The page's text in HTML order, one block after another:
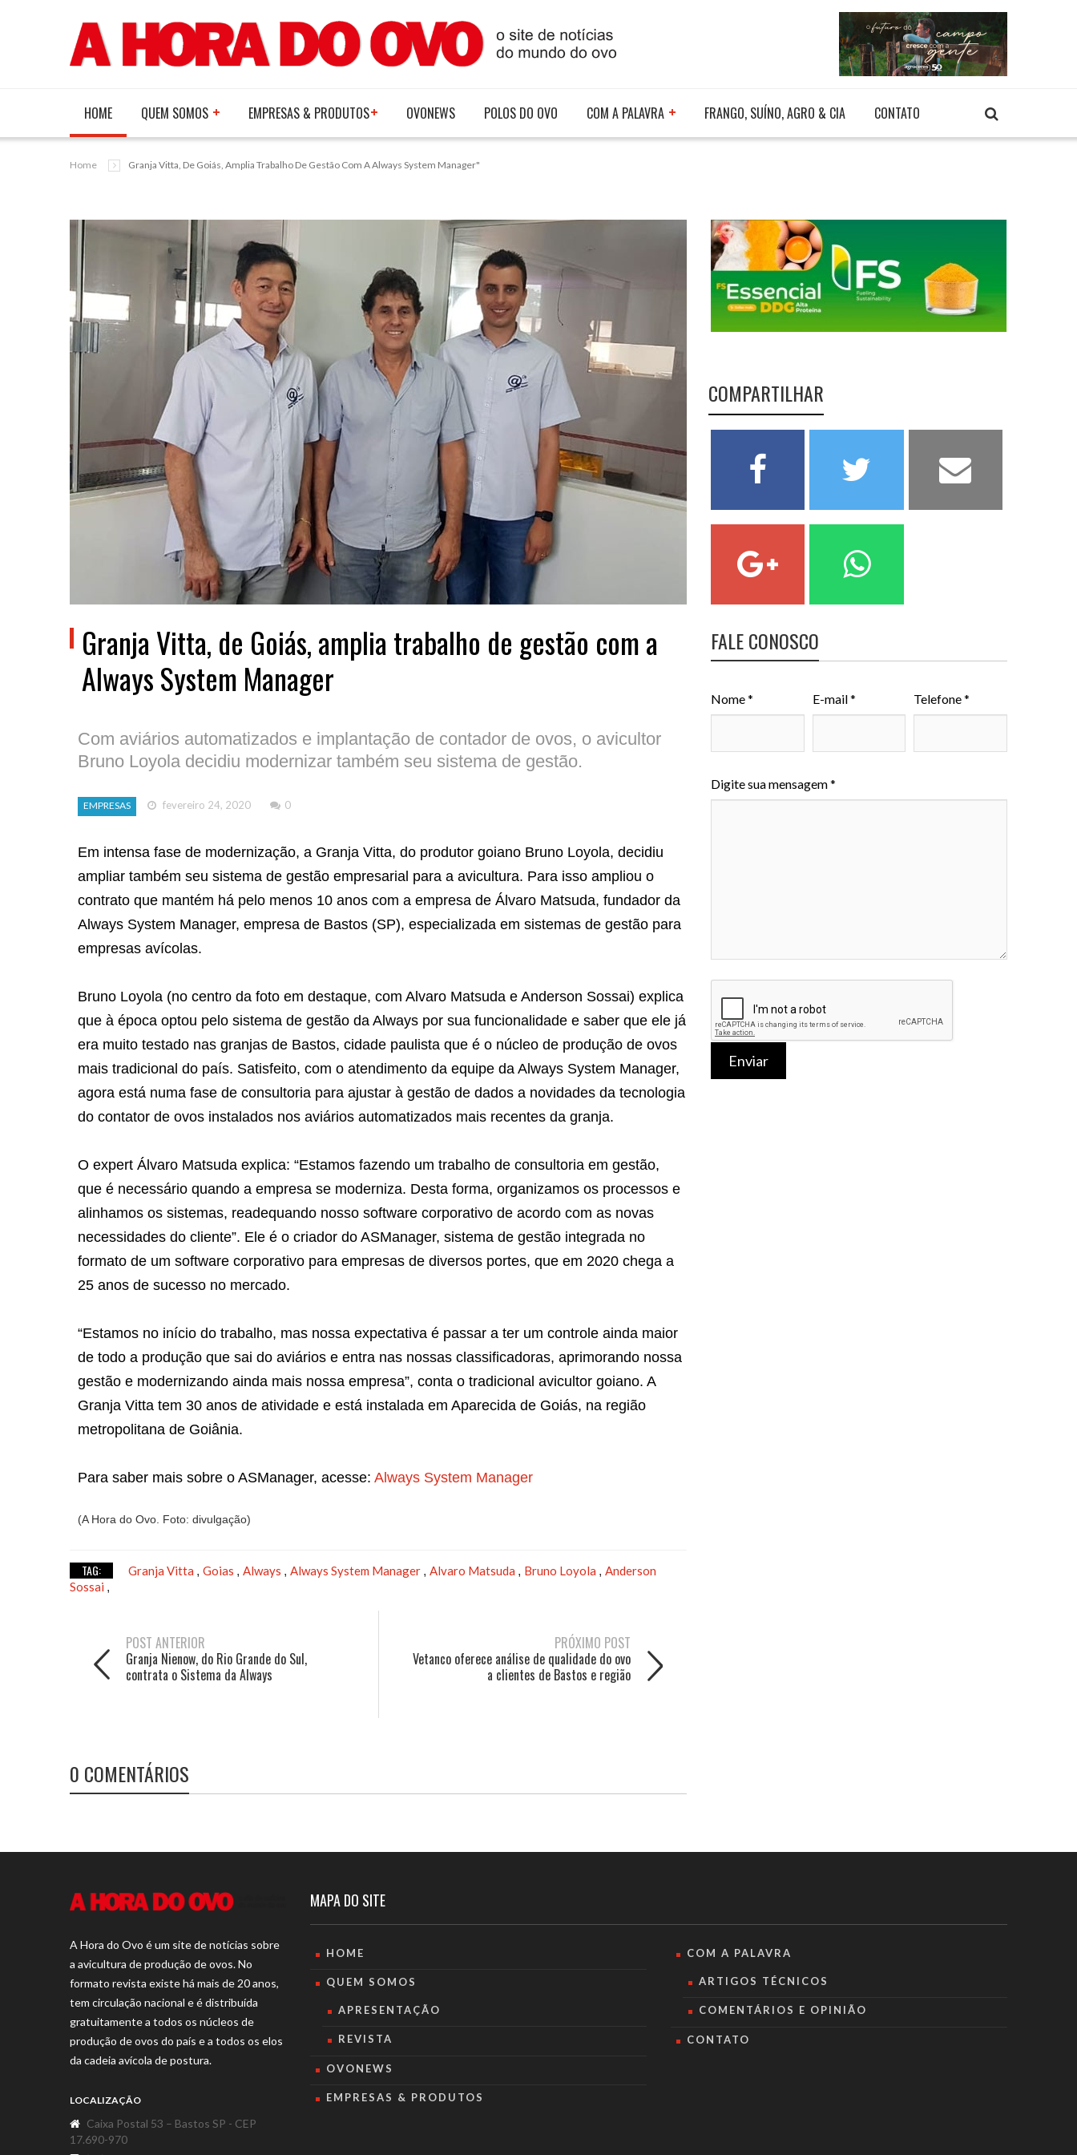
HOME QUEM SOMOS EMPRESAS & PRODUTOS OVONEWS POLOS DO OVO COM A PALAVRA FRANGO, SUÍNO, AGRO & CIA CONTATO
Home Granja Vitta, De Goiás, Amplia Trabalho De Gestão Com A Always System Manager"
Granja Vitta, de Goiás, amplia trabalho de gestão com a
Always System Manager
Com aviários automatizados e implantação de contador de ovos, o avicultor
Bruno Loyola decidiu modernizar também seu sistema de gestão.
EMPRESAS fevereiro 24, 2020 0
Em intensa fase de modernização, a Granja Vitta, do produtor goiano Bruno Loyola, decidiu
ampliar também seu sistema de gestão empresarial para a avicultura. Para isso ampliou o
contrato que mantém há pelo menos 10 anos com a empresa de Álvaro Matsuda, fundador da
Always System Manager, empresa de Bastos (SP), especializada em sistemas de gestão para
empresas avícolas.
Bruno Loyola (no centro da foto em destaque, com Alvaro Matsuda e Anderson Sossai) explica
que à época optou pelo sistema de gestão da Always por sua funcionalidade e saber que ele já
era muito testado nas granjas de Bastos, cidade paulista que é o núcleo de produção de ovos
mais tradicional do país. Satisfeito, com o atendimento da equipe da Always System Manager,
agora está numa fase de consultoria para ajustar à gestão de dados a novidades da tecnologia
do contator de ovos instalados nos aviários automatizados mais recentes da granja.
O expert Álvaro Matsuda explica: “Estamos fazendo um trabalho de consultoria em gestão,
que é necessário quando a empresa se moderniza. Desta forma, organizamos os processos e
alinhamos os sistemas, readequando nosso software corporativo de acordo com as novas
necessidades do cliente”. Ele é o criador do ASManager, sistema de gestão integrada no
formato de um software corporativo para empresas de diversos portes, que em 2020 chega a
25 anos de sucesso no mercado.
“Estamos no início do trabalho, mas nossa expectativa é passar a ter um controle ainda maior
de todo a produção que sai do aviários e entra nas nossas classificadoras, aprimorando nossa
gestão e modernizando ainda mais nossa empresa”, conta o tradicional avicultor goiano. A
Granja Vitta tem 30 anos de atividade e está instalada em Aparecida de Goiás, na região
metropolitana de Goiânia.
Para saber mais sobre o ASManager, acesse: Always System Manager
(A Hora do Ovo. Foto: divulgação)
TAG: Granja Vitta , Goias , Always , Always System Manager , Alvaro Matsuda , Bruno Loyola , Anderson
Sossai ,
POST ANTERIOR
Granja Nienow, do Rio Grande do Sul,
contrata o Sistema da Always
PRÓXIMO POST
Vetanco oferece análise de qualidade do ovo
a clientes de Bastos e região
0 COMENTÁRIOS
COMPARTILHAR
FALE CONOSCO
Nome * E-mail * Telefone *
Digite sua mensagem *
Enviar
A Hora do Ovo é um site de notícias sobre
a avicultura de produção de ovos. No
formato revista existe há mais de 20 anos,
tem circulação nacional e é distribuída
gratuitamente a todos os núcleos de
produção de ovos do país e a todos os elos
da cadeia avícola de postura.
LOCALIZAÇÃO
Caixa Postal 53 – Bastos SP - CEP
17.690-970
MAPA DO SITE
HOME
QUEM SOMOS
APRESENTAÇÃO
REVISTA
OVONEWS
EMPRESAS & PRODUTOS
COM A PALAVRA
ARTIGOS TÉCNICOS
COMENTÁRIOS E OPINIÃO
CONTATO